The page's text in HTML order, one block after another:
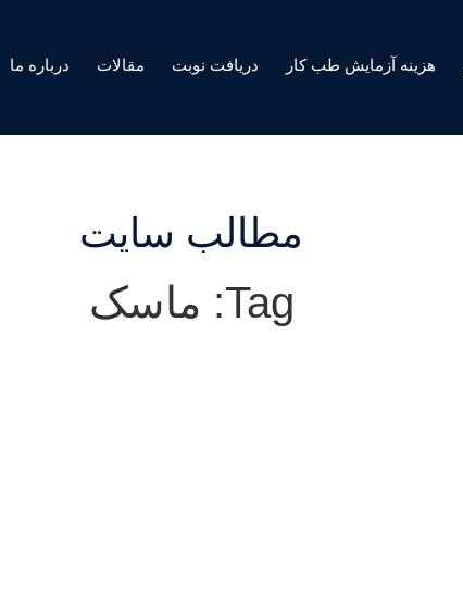
هزینه آزمایش طب کار دریافت نوبت مقالات درباره ما
مطالب سایت
Tag: ماسک